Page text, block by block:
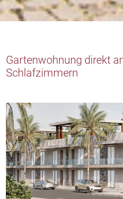
Gartenwohnung direkt
Schlafzimmern